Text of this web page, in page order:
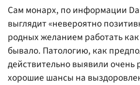
Сам монарх, по информации
выглядит «невероятно
родных желанием работать
бывало. Патологию, как
действительно выявили очень
хорошие шансы на